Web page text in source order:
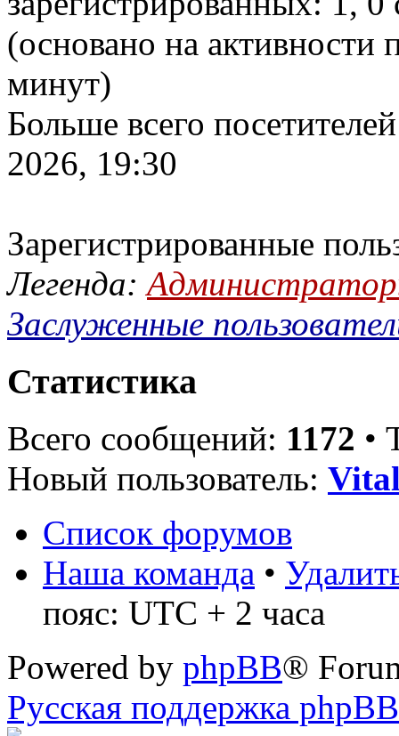
(основано на активности
минут)
Больше всего
2026, 19:30
Зарегистрированные
Легенда:
Заслуженные
Статистика
Всего сообщений: 1172 •
Новый пользователь:
Список форумов
Наша команда •
пояс: UTC + 2 часа
Powered by phpBB®
Русская поддержка phpBB